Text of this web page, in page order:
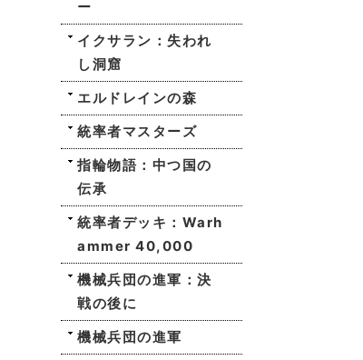
ー
イクサラン：失われ
し洞窟
エルドレインの森
統率者マスターズ
指輪物語：中つ国の
伝承
統率者デッキ：Warh
ammer 40,000
機械兵団の進軍：決
戦の後に
機械兵団の進軍